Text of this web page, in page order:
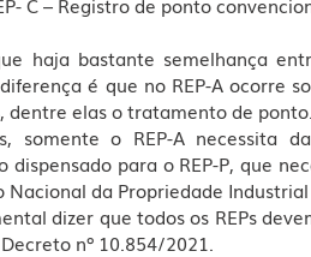
haja bastante semelhança
é que no REP-A ocorre
dentre elas o tratamento de ponto.
somente o REP-A necessita
dispensado para o REP-P, que
Nacional da Propriedade Industrial
dizer que todos os REPs
nº 10.854/2021.